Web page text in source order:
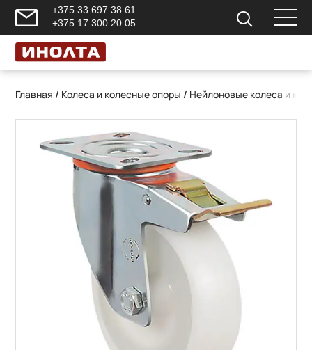
+375 33 697 38 61
+375 17 300 20 05
Главная / Колеса и колесные опоры / Нейлоновые колеса и